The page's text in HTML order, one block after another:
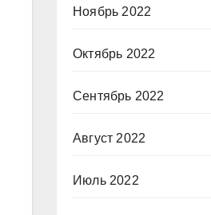
Ноябрь 2022
Октябрь 2022
Сентябрь 2022
Август 2022
Июль 2022